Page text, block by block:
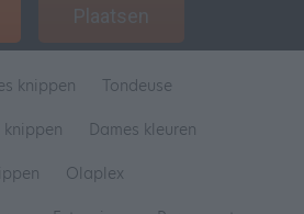
Plaatsen
knippen
Tondeuse
knippen
Dames kleuren
Olaplex